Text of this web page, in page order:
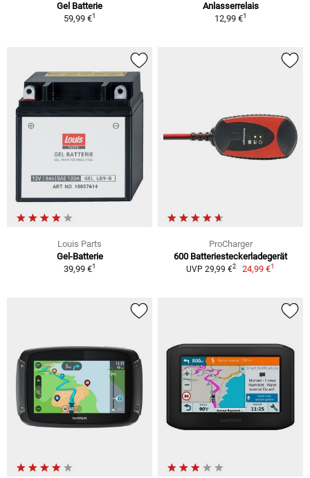
Gel Batterie
59,99 €1
Anlasserrelais
12,99 €1
Louis Parts
Gel-Batterie
39,99 €1
ProCharger
600 Batteriesteckerladegerät
UVP 29,99 €2 24,99 €1